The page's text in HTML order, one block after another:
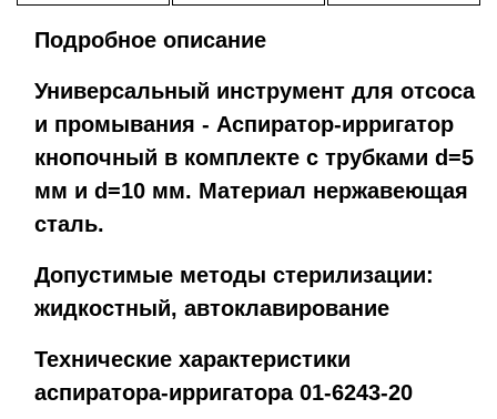
Подробное описание
Универсальный инструмент для отсоса
и промывания - Аспиратор-ирригатор
кнопочный в комплекте с трубками d=5
мм и d=10 мм. Материал нержавеющая
сталь.
Допустимые методы стерилизации:
жидкостный, автоклавирование
Технические характеристики
аспиратора-ирригатора 01-6243-20